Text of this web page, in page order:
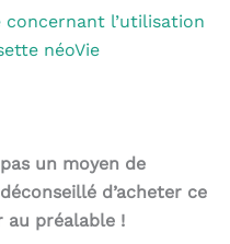
concernant l’utilisation
néoVie
un moyen de
d’acheter ce
au préalable !